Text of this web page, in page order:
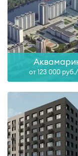
от 123 000